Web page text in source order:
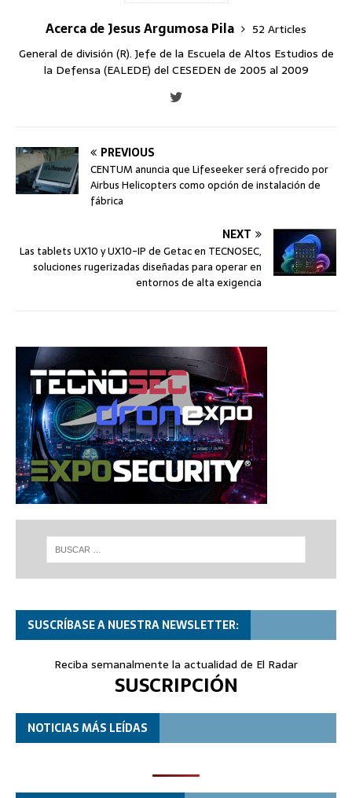
Acerca de Jesus Argumosa Pila
52 Articles
General de división (R). Jefe de la Escuela de Altos Estudios de
la Defensa (EALEDE) del CESEDEN de 2005 al 2009
PREVIOUS
CENTUM anuncia que Lifeseeker será ofrecido por
Airbus Helicopters como opción de instalación de
fábrica
NEXT
Las tablets UX10 y UX10-IP de Getac en TECNOSEC,
soluciones rugerizadas diseñadas para operar en
entornos de alta exigencia
SUSCRÍBASE A NUESTRA NEWSLETTER:
Reciba semanalmente la actualidad de El Radar
SUSCRIPCIÓN
NOTICIAS MÁS LEÍDAS